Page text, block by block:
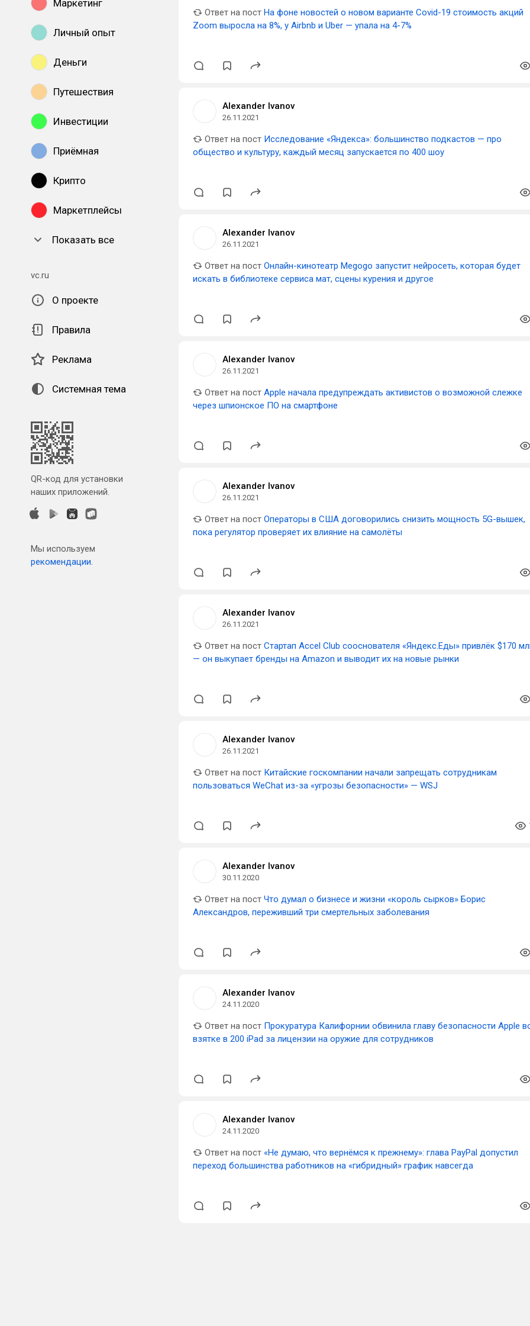
Маркетинг
Личный опыт
Деньги
Путешествия
Инвестиции
Приёмная
Крипто
Маркетплейсы
Показать все
vc.ru
О проекте
Правила
Реклама
Системная тема
QR-код для установки
наших приложений.
Мы используем
рекомендации.
Ответ на пост На фоне новостей о новом варианте Covid-19 стоимость акций
Zoom выросла на 8%, у Airbnb и Uber — упала на 4-7%
Alexander Ivanov
26.11.2021
Ответ на пост Исследование «Яндекса»: большинство подкастов — про
общество и культуру, каждый месяц запускается по 400 шоу
Alexander Ivanov
26.11.2021
Ответ на пост Онлайн-кинотеатр Megogo запустит нейросеть, которая будет
искать в библиотеке сервиса мат, сцены курения и другое
Alexander Ivanov
26.11.2021
Ответ на пост Apple начала предупреждать активистов о возможной слежке
через шпионское ПО на смартфоне
Alexander Ivanov
26.11.2021
Ответ на пост Операторы в США договорились снизить мощность 5G-вышек,
пока регулятор проверяет их влияние на самолёты
Alexander Ivanov
26.11.2021
Ответ на пост Стартап Accel Club сооснователя «Яндекс.Еды» привлёк $170
— он выкупает бренды на Amazon и выводит их на новые рынки
Alexander Ivanov
26.11.2021
Ответ на пост Китайские госкомпании начали запрещать сотрудникам
пользоваться WeChat из-за «угрозы безопасности» — WSJ
Alexander Ivanov
30.11.2020
Ответ на пост Что думал о бизнесе и жизни «король сырков» Борис
Александров, переживший три смертельных заболевания
Alexander Ivanov
24.11.2020
Ответ на пост Прокуратура Калифорнии обвинила главу безопасности Apple
взятке в 200 iPad за лицензии на оружие для сотрудников
Alexander Ivanov
24.11.2020
Ответ на пост «Не думаю, что вернёмся к прежнему»: глава PayPal допустил
переход большинства работников на «гибридный» график навсегда